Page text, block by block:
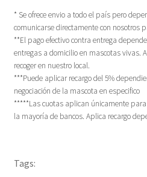
* Se ofrece envio a todo el país pero
comunicarse directamente con nosotros
**El pago efectivo contra entrega
entregas a domicilio en mascotas vivas.
recoger en nuestro local.
***Puede aplicar recargo del 5%
negociación de la mascota en especifico
*****Las cuotas aplican únicamente
la mayoría de bancos. Aplica recargo
Tags: